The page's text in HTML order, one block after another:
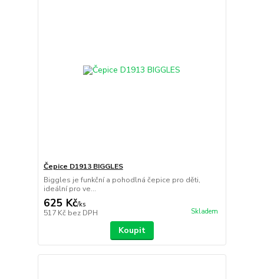
Čepice D1913 BIGGLES
Biggles je funkční a pohodlná čepice pro děti,
ideální pro ve...
625 Kč/ks
517 Kč bez DPH Skladem
Koupit